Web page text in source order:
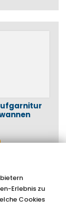
Erlebnis zu
Cookies